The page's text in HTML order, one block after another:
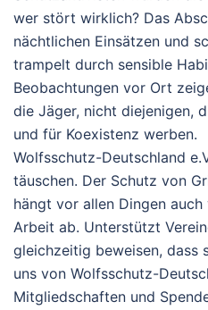
wer stört wirklich? Das
nächtlichen Einsätzen und
trampelt durch sensible
Beobachtungen vor Ort
die Jäger, nicht diejenigen,
und für Koexistenz werben.
Wolfsschutz-Deutschland
täuschen. Der Schutz von
hängt vor allen Dingen
Arbeit ab. Unterstützt
gleichzeitig beweisen, dass
uns von Wolfsschutz-
Mitgliedschaften und